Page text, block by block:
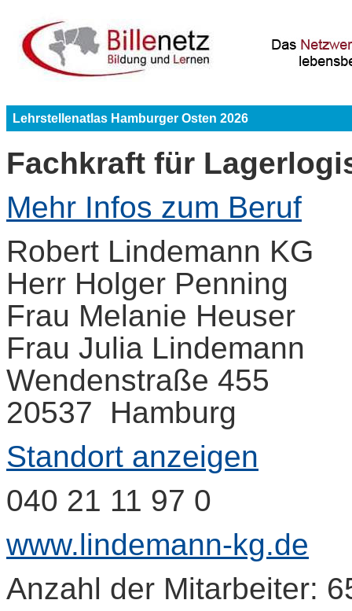
Lehrstellenatlas Hamburger Osten 2026
Fachkraft für
Mehr Infos zum Beruf
Robert Lindemann KG
Herr Holger Penning
Frau Melanie Heuser
Frau Julia Lindemann
Wendenstraße 455
20537 Hamburg
Standort anzeigen
040 21 11 97 0
www.lindemann-kg.de
Anzahl der Mitarbeiter: